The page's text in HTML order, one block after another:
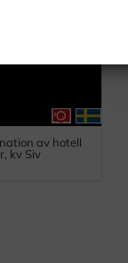
av hotell
kv Siv